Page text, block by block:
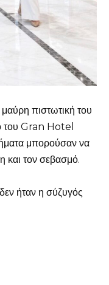
πιστωτική του
του Gran Hotel
μπορούσαν να
και τον σεβασμό.
ήταν η σύζυγός